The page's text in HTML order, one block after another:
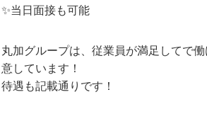
✨当日面接も可能
丸加グループは、従業員が満足してで
意しています！
待遇も記載通りです！